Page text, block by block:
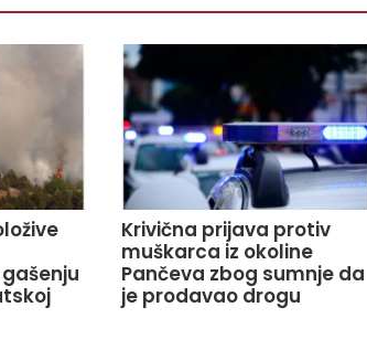
Krivična prijava protiv
muškarca iz okoline
Pančeva zbog sumnje da
je prodavao drogu